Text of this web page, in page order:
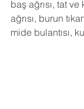
baş ağrısı, tat
ağrısı, burun
mide bulantısı,